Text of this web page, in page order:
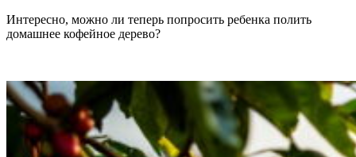
Интересно, можно ли теперь попросить ребенка полить
домашнее кофейное дерево?